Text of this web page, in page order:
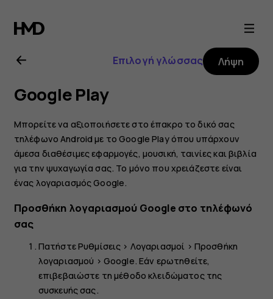
Οδηγίες
χρήσης
Nokia
6
Επιλογή γλώσσας Λήψη
Google Play
Μπορείτε να αξιοποιήσετε στο έπακρο το δικό σας
τηλέφωνο Android με το Google Play όπου υπάρχουν
άμεσα διαθέσιμες εφαρμογές, μουσική, ταινίες και βιβλία
για την ψυχαγωγία σας. Το μόνο που χρειάζεστε είναι
ένας λογαριασμός Google.
Προσθήκη λογαριασμού Google στο τηλέφωνό
σας
ΠατήστεΡυθμίσεις > Λογαριασμοί > Προσθήκη
λογαριασμού > Google. Εάν ερωτηθείτε,
επιβεβαιώστε τη μέθοδο κλειδώματος της
συσκευής σας.